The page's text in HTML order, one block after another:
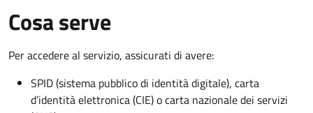
Cosa serve
Per accedere al servizio, assicurati di avere:
SPID (sistema pubblico di identità digitale), carta
d’identità elettronica (CIE) o carta nazionale dei servizi